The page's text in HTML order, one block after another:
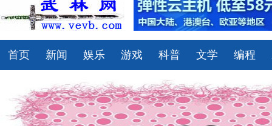
首页 新闻 娱乐 游戏 科普 文学 编程